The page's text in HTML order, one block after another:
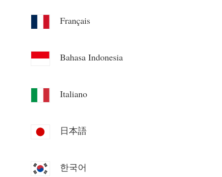
App Store
PV-rangering
Français
Bahasa Indonesia
Italiano
日本語
한국어